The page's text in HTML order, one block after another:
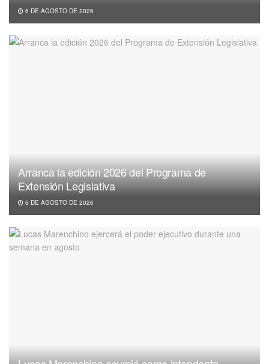
6 DE AGOSTO DE 2026
Arranca la edición 2026 del Programa de
Extensión Legislativa
6 DE AGOSTO DE 2026